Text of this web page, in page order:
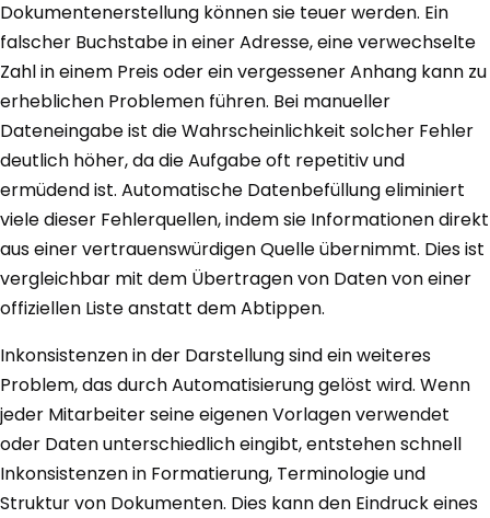
Dokumentenerstellung können sie teuer werden. Ein
falscher Buchstabe in einer Adresse, eine verwechselte
Zahl in einem Preis oder ein vergessener Anhang kann zu
erheblichen Problemen führen. Bei manueller
Dateneingabe ist die Wahrscheinlichkeit solcher Fehler
deutlich höher, da die Aufgabe oft repetitiv und
ermüdend ist. Automatische Datenbefüllung eliminiert
viele dieser Fehlerquellen, indem sie Informationen direkt
aus einer vertrauenswürdigen Quelle übernimmt. Dies ist
vergleichbar mit dem Übertragen von Daten von einer
offiziellen Liste anstatt dem Abtippen.
Inkonsistenzen in der Darstellung sind ein weiteres
Problem, das durch Automatisierung gelöst wird. Wenn
jeder Mitarbeiter seine eigenen Vorlagen verwendet
oder Daten unterschiedlich eingibt, entstehen schnell
Inkonsistenzen in Formatierung, Terminologie und
Struktur von Dokumenten. Dies kann den Eindruck eines